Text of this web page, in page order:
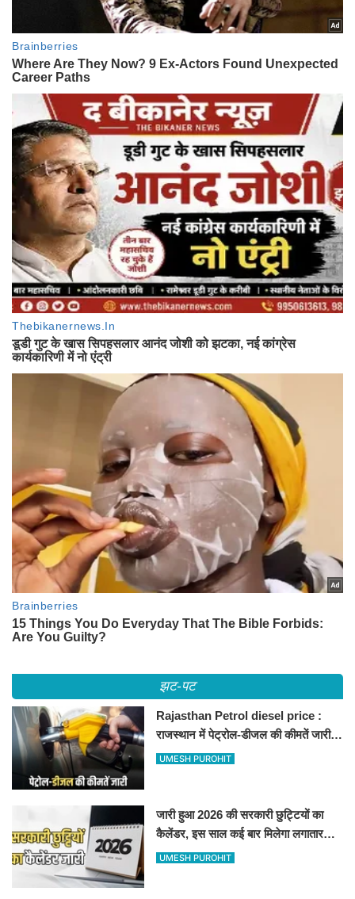
झट-पट
Rajasthan Petrol diesel price :
राजस्थान में पेट्रोल-डीजल की कीमतें जारी,
जानिए बीकानेर समेत पुरे प्रदेश में नए रेट
UMESH PUROHIT
जारी हुआ 2026 की सरकारी छुट्टियों का
कैलेंडर, इस साल कई बार मिलेगा लगातार
अवकाश, देखें
UMESH PUROHIT